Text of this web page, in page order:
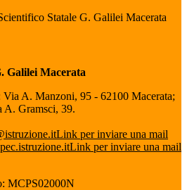
Statale G. Galilei Macerata
Galilei Macerata
A. Manzoni, 95 - 62100 Macerata;
Gramsci, 39.
Link per inviare una mail
Link per inviare una mail
MCPS02000N